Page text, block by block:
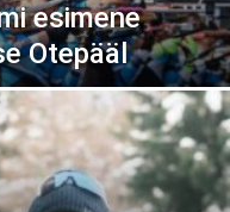
esimene
Otepääl